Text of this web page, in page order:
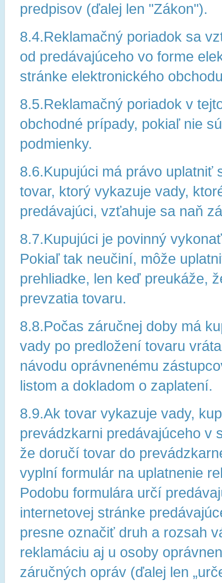
predpisov (ďalej len "Zákon").
8.4.Reklamačný poriadok sa
od predávajúceho vo forme
stránke elektronického
8.5.Reklamačný poriadok v
obchodné prípady, pokiaľ nie
podmienky.
8.6.Kupujúci má právo uplatniť
tovar, ktorý vykazuje vady,
predávajúci, vzťahuje sa naň
8.7.Kupujúci je povinný
Pokiaľ tak neučiní, môže
prehliadke, len keď preukáže,
prevzatia tovaru.
8.8.Počas záručnej doby má
vady po predložení tovaru
návodu oprávnenému
listom a dokladom o zaplatení.
8.9.Ak tovar vykazuje vady,
prevádzkarni predávajúceho v
že doručí tovar do
vyplní formulár na uplatnenie
Podobu formulára určí
internetovej stránke
presne označiť druh a rozsah
reklamáciu aj u osoby
záručných opráv (ďalej len